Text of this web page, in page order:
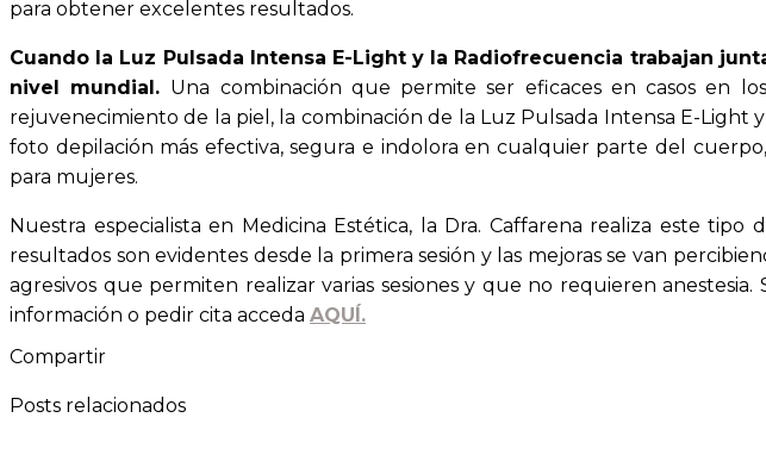
para obtener excelentes resultados.
Cuando la Luz Pulsada Intensa E-Light y la Radiofrecuencia trabajan
nivel mundial. Una combinación que permite ser eficaces en casos en
rejuvenecimiento de la piel, la combinación de la Luz Pulsada Intensa E-Light
foto depilación más efectiva, segura e indolora en cualquier parte del
para mujeres.
Nuestra especialista en Medicina Estética, la Dra. Caffarena realiza este tipo
resultados son evidentes desde la primera sesión y las mejoras se van
agresivos que permiten realizar varias sesiones y que no requieren
información o pedir cita acceda AQUÍ.
Compartir
Posts relacionados